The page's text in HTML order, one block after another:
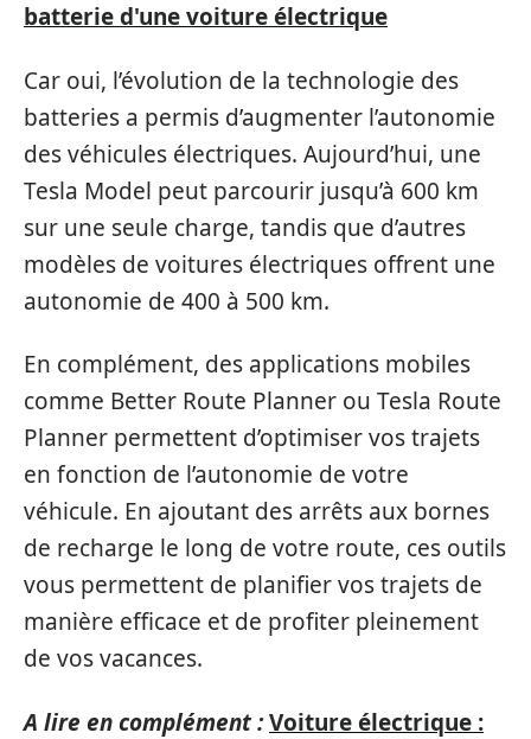
batterie d'une voiture électrique
Car oui, l’évolution de la technologie des
batteries a permis d’augmenter l’autonomie
des véhicules électriques. Aujourd’hui, une
Tesla Model peut parcourir jusqu’à 600 km
sur une seule charge, tandis que d’autres
modèles de voitures électriques offrent une
autonomie de 400 à 500 km.
En complément, des applications mobiles
comme Better Route Planner ou Tesla Route
Planner permettent d’optimiser vos trajets
en fonction de l’autonomie de votre
véhicule. En ajoutant des arrêts aux bornes
de recharge le long de votre route, ces outils
vous permettent de planifier vos trajets de
manière efficace et de profiter pleinement
de vos vacances.
A lire en complément :Voiture électrique :